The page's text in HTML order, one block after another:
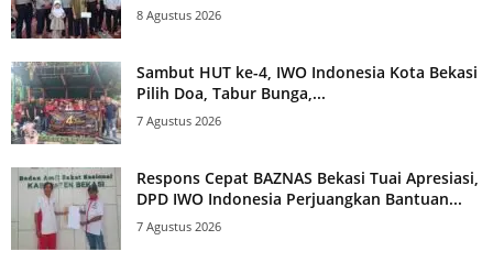
8 Agustus 2026
Sambut HUT ke-4, IWO Indonesia Kota Bekasi
Pilih Doa, Tabur Bunga,...
7 Agustus 2026
Respons Cepat BAZNAS Bekasi Tuai Apresiasi,
DPD IWO Indonesia Perjuangkan Bantuan...
7 Agustus 2026